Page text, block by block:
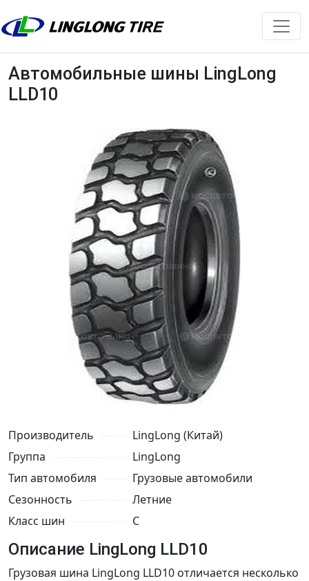
Автомобильные шины LingLong
LLD10
Производитель
LingLong (Китай)
Группа
LingLong
Тип автомобиля
Грузовые автомобили
Сезонность
Летние
Класс шин
C
Описание LingLong LLD10
Грузовая шина LingLong LLD10 отличается несколько